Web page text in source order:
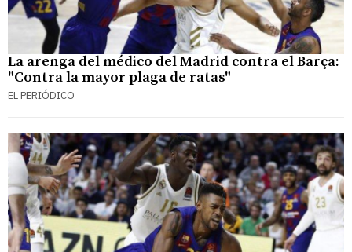
La arenga del médico del Madrid contra el Barça:
"Contra la mayor plaga de ratas"
EL PERIÓDICO